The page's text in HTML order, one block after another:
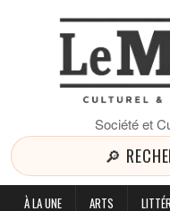
Société et
🔎
À LA UNE ARTS